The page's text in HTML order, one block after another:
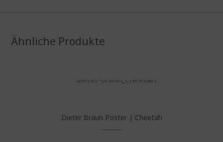
Ähnliche Produkte
Dieter Braun Poster | Cheetah